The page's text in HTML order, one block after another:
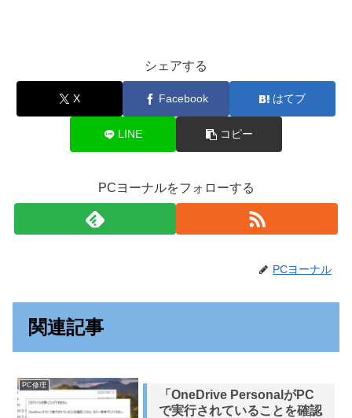
シェアする
X Facebook はてブ
LINE コピー
PCヨーナルをフォローする
PCヨーナル
関連記事
PC修理
「OneDrive PersonalがPC
で実行されていることを確認